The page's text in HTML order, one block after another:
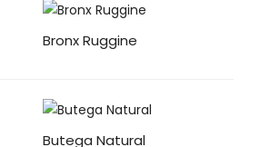
Bronx Ruggine
Butega Natural